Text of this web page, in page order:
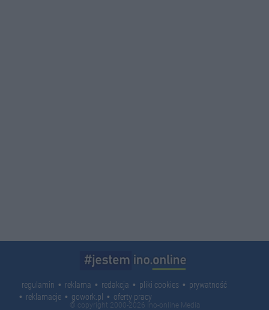
regulamin reklama redakcja pliki cookies
prywatność
reklamacje
gowork.pl oferty pracy
© copyright 2000-2026 Ino-online Media